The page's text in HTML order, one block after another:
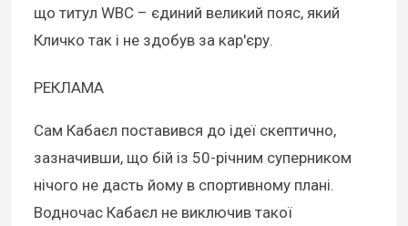
що титул WBC – єдиний великий пояс, який
Кличко так і не здобув за кар'єру.
РЕКЛАМА
Сам Кабаєл поставився до ідеї скептично,
зазначивши, що бій із 50-річним суперником
нічого не дасть йому в спортивному плані.
Водночас Кабаєл не виключив такої